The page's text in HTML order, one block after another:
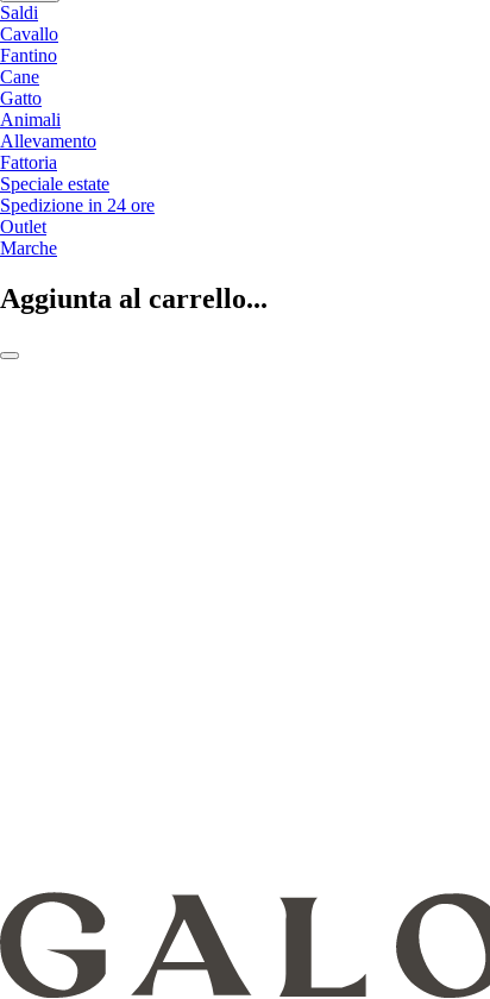
Saldi
Cavallo
Fantino
Cane
Gatto
Animali
Allevamento
Fattoria
Speciale estate
Spedizione in 24 ore
Outlet
Marche
Aggiunta al carrello...